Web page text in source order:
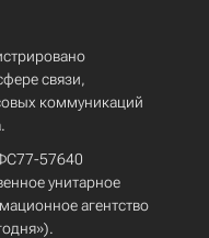
связи,
коммуникаций
57640
унитарное
агентство